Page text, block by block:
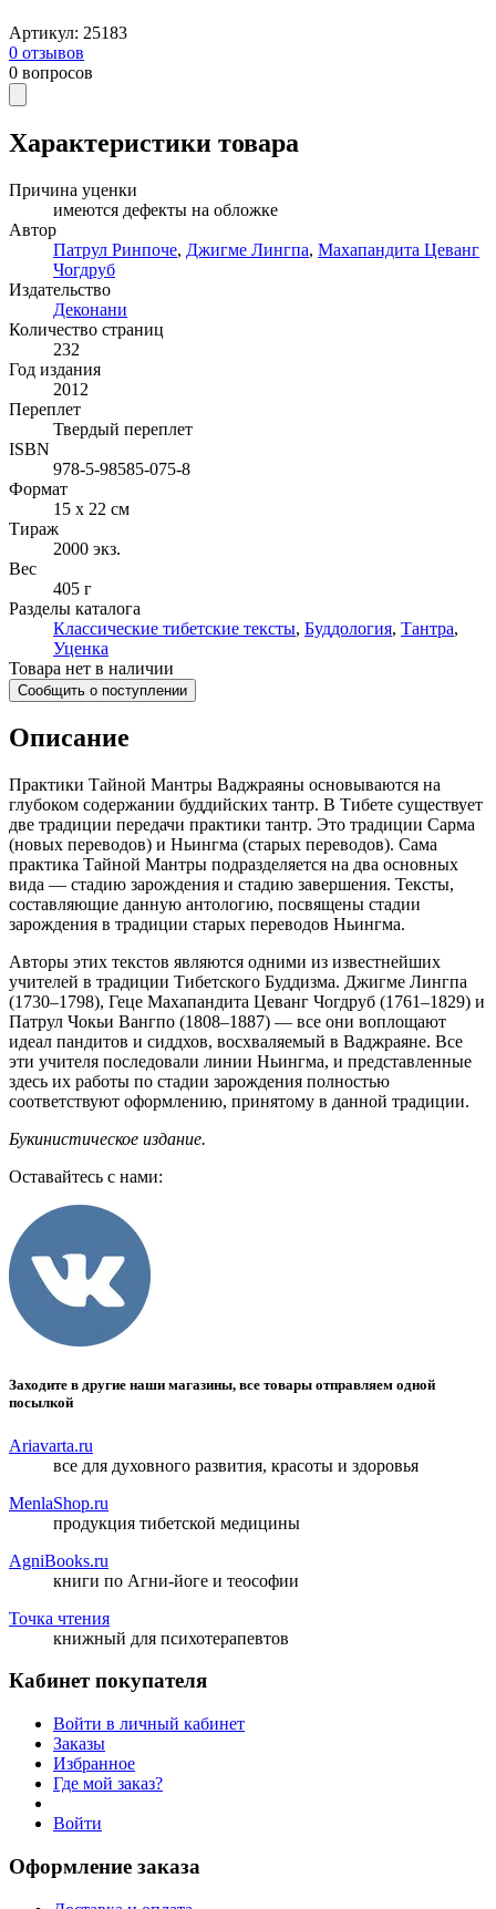
Артикул: 25183
0 отзывов
0 вопросов
Характеристики товара
Причина уценки
имеются дефекты на обложке
Автор
Патрул Ринпоче, Джигме Лингпа, Махапандита Цеванг
Чогдруб
Издательство
Деконани
Количество страниц
232
Год издания
2012
Переплет
Твердый переплет
ISBN
978-5-98585-075-8
Формат
15 x 22 см
Тираж
2000 экз.
Вес
405 г
Разделы каталога
Классические тибетские тексты, Буддология, Тантра,
Уценка
Товара нет в наличии
Сообщить о поступлении
Описание
Практики Тайной Мантры Ваджраяны основываются на
глубоком содержании буддийских тантр. В Тибете существует
две традиции передачи практики тантр. Это традиции Сарма
(новых переводов) и Ньингма (старых переводов). Сама
практика Тайной Мантры подразделяется на два основных
вида — стадию зарождения и стадию завершения. Тексты,
составляющие данную антологию, посвящены стадии
зарождения в традиции старых переводов Ньингма.
Авторы этих текстов являются одними из известнейших
учителей в традиции Тибетского Буддизма. Джигме Лингпа
(1730–1798), Геце Махапандита Цеванг Чогдруб (1761–1829) и
Патрул Чокьи Вангпо (1808–1887) — все они воплощают
идеал пандитов и сиддхов, восхваляемый в Ваджраяне. Все
эти учителя последовали линии Ньингма, и представленные
здесь их работы по стадии зарождения полностью
соответствуют оформлению, принятому в данной традиции.
Букинистическое издание.
Оставайтесь с нами:
Заходите в другие наши магазины, все товары отправляем одной
посылкой
Ariavarta.ru
все для духовного развития, красоты и здоровья
MenlaShop.ru
продукция тибетской медицины
AgniBooks.ru
книги по Агни-йоге и теософии
Точка чтения
книжный для психотерапевтов
Кабинет покупателя
Войти в личный кабинет
Заказы
Избранное
Где мой заказ?
Войти
Оформление заказа